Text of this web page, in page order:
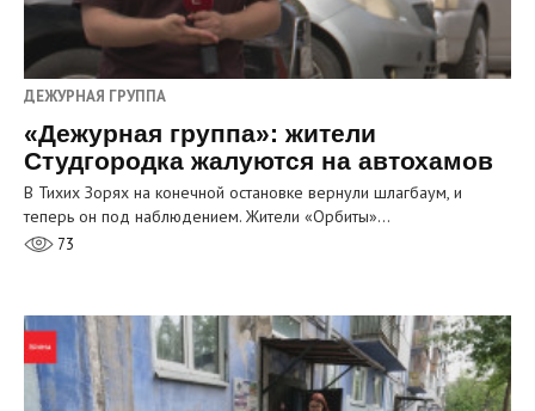
ДЕЖУРНАЯ ГРУППА
«Дежурная группа»: жители
Студгородка жалуются на автохамов
В Тихих Зорях на конечной остановке вернули шлагбаум, и
теперь он под наблюдением. Жители «Орбиты»…
73